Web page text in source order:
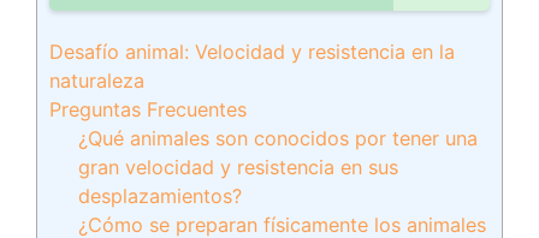
Desafío animal: Velocidad y resistencia en la
naturaleza
Preguntas Frecuentes
¿Qué animales son conocidos por tener una
gran velocidad y resistencia en sus
desplazamientos?
¿Cómo se preparan físicamente los animales